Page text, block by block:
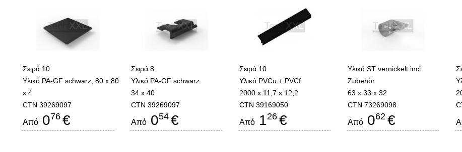
Σειρά 10
Υλικό PA-GF schwarz, 80 x 80
x 4
CTN 39269097
Από 076 €
Σειρά 8
Υλικό PA-GF schwarz
34 x 40
CTN 39269097
Από 054 €
Σειρά 10
Υλικό PVCu + PVCf
2000 x 11,7 x 12,2
CTN 39169050
Από 126 €
Υλικό ST vernickelt incl.
Zubehör
63 x 33 x 32
CTN 73269098
Από 062 €